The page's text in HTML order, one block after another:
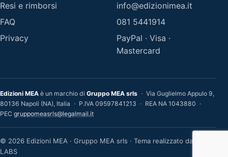
Resi e rimborsi
FAQ
Privacy
info@edizionimea.it
081 5441914
PayPal · Visa ·
Mastercard
Edizioni MEA è un marchio di Gruppo MEA srls · Via Guglielmo Appulo 9,
80136 Napoli (NA), Italia · P.IVA 09597841213 · REA NA 1043880 ·
PEC gruppomeasrls@legalmail.it
© 2026 Edizioni MEA · Gruppo MEA srls · Tema realizzato da MEA
LABS